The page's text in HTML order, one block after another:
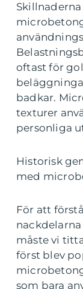
oftast för
badkar.
texturer
personliga
Historisk
med
För att
måste vi
först blev
som bara